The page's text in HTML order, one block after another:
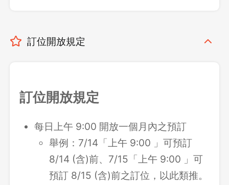
訂位開放規定
訂位開放規定
每日上午 9:00 開放一個月內之預訂
舉例：7/14「上午 9:00 」可預訂
8/14 (含)前、7/15「上午 9:00 」可
預訂 8/15 (含)前之訂位，以此類推。